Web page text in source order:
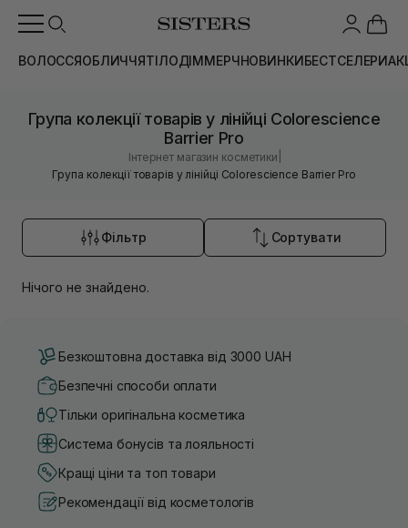
ВОЛОССЯОБЛИЧЧЯТІЛОДІММЕРЧНОВИНКИБЕСТСЕЛЕРИ
Група колекції товарів у лінійці Colorescience
Barrier Pro
Інтернет магазин косметики
Група колекції товарів у лінійці Colorescience Barrier Pro
Фільтр Сортувати
Нічого не знайдено.
Безкоштовна доставка від 3000 UAH
Безпечні способи оплати
Тільки оригінальна косметика
Система бонусів та лояльності
Кращі ціни та топ товари
Рекомендації від косметологів